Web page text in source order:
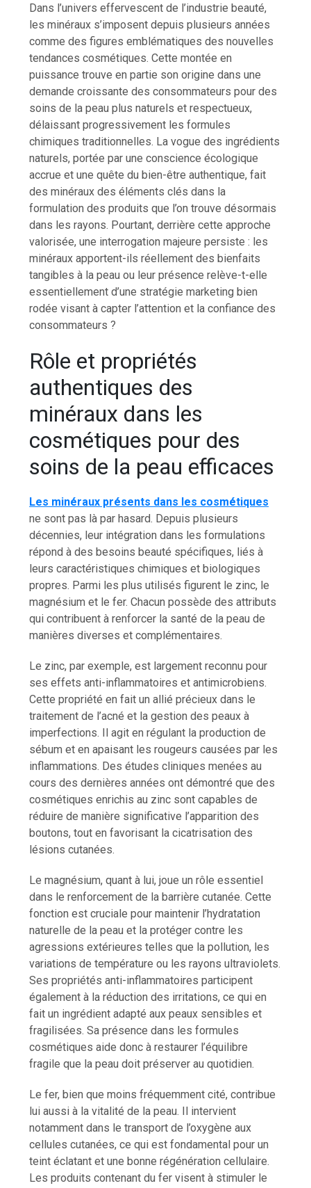
Dans l’univers effervescent de l’industrie beauté,
les minéraux s’imposent depuis plusieurs années
comme des figures emblématiques des nouvelles
tendances cosmétiques. Cette montée en
puissance trouve en partie son origine dans une
demande croissante des consommateurs pour des
soins de la peau plus naturels et respectueux,
délaissant progressivement les formules
chimiques traditionnelles. La vogue des ingrédients
naturels, portée par une conscience écologique
accrue et une quête du bien-être authentique, fait
des minéraux des éléments clés dans la
formulation des produits que l’on trouve désormais
dans les rayons. Pourtant, derrière cette approche
valorisée, une interrogation majeure persiste : les
minéraux apportent-ils réellement des bienfaits
tangibles à la peau ou leur présence relève-t-elle
essentiellement d’une stratégie marketing bien
rodée visant à capter l’attention et la confiance des
consommateurs ?
Rôle et propriétés
authentiques des
minéraux dans les
cosmétiques pour des
soins de la peau efficaces
Les minéraux présents dans les cosmétiques
ne sont pas là par hasard. Depuis plusieurs
décennies, leur intégration dans les formulations
répond à des besoins beauté spécifiques, liés à
leurs caractéristiques chimiques et biologiques
propres. Parmi les plus utilisés figurent le zinc, le
magnésium et le fer. Chacun possède des attributs
qui contribuent à renforcer la santé de la peau de
manières diverses et complémentaires.
Le zinc, par exemple, est largement reconnu pour
ses effets anti-inflammatoires et antimicrobiens.
Cette propriété en fait un allié précieux dans le
traitement de l’acné et la gestion des peaux à
imperfections. Il agit en régulant la production de
sébum et en apaisant les rougeurs causées par les
inflammations. Des études cliniques menées au
cours des dernières années ont démontré que des
cosmétiques enrichis au zinc sont capables de
réduire de manière significative l’apparition des
boutons, tout en favorisant la cicatrisation des
lésions cutanées.
Le magnésium, quant à lui, joue un rôle essentiel
dans le renforcement de la barrière cutanée. Cette
fonction est cruciale pour maintenir l’hydratation
naturelle de la peau et la protéger contre les
agressions extérieures telles que la pollution, les
variations de température ou les rayons ultraviolets.
Ses propriétés anti-inflammatoires participent
également à la réduction des irritations, ce qui en
fait un ingrédient adapté aux peaux sensibles et
fragilisées. Sa présence dans les formules
cosmétiques aide donc à restaurer l’équilibre
fragile que la peau doit préserver au quotidien.
Le fer, bien que moins fréquemment cité, contribue
lui aussi à la vitalité de la peau. Il intervient
notamment dans le transport de l’oxygène aux
cellules cutanées, ce qui est fondamental pour un
teint éclatant et une bonne régénération cellulaire.
Les produits contenant du fer visent à stimuler le